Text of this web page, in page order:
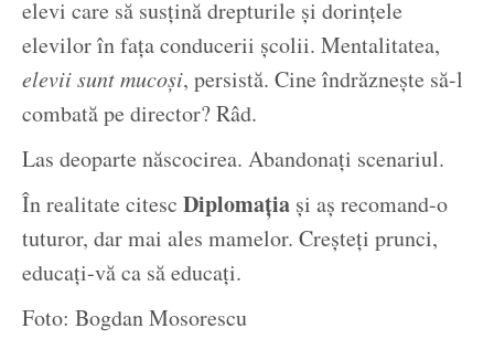
elevi care să susțină drepturile și dorințele
elevilor în fața conducerii școlii. Mentalitatea,
elevii sunt mucoși, persistă. Cine îndrăznește să-l
combată pe director? Râd.
Las deoparte născocirea. Abandonați scenariul.
În realitate citesc Diplomația și aș recomand-o
tuturor, dar mai ales mamelor. Creșteți prunci,
educați-vă ca să educați.
Foto: Bogdan Mosorescu